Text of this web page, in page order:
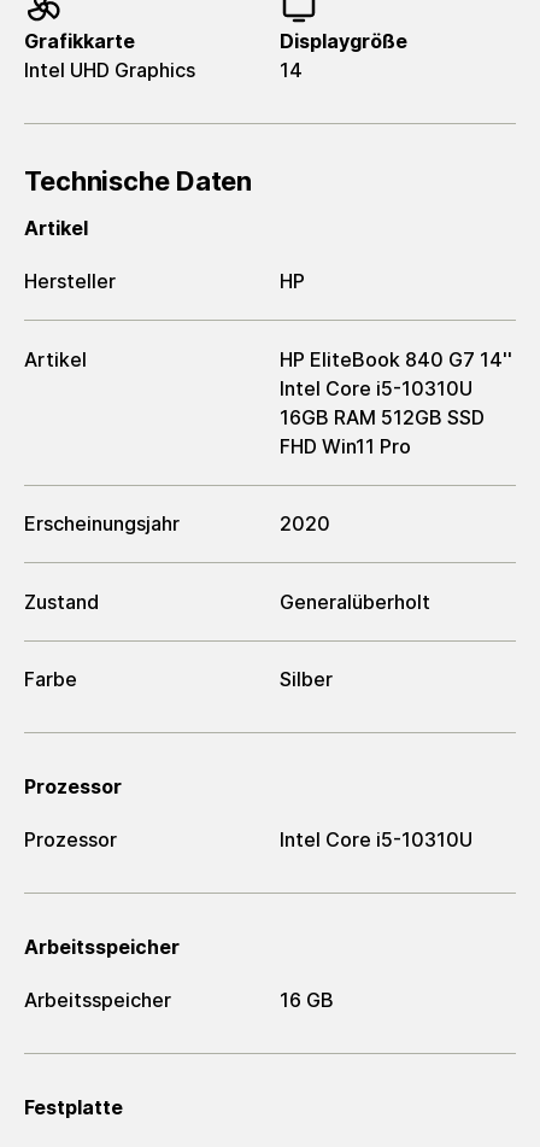
Grafikkarte
Intel UHD Graphics
Displaygröße
14
Technische Daten
Artikel
Hersteller HP
Artikel
HP EliteBook 840 G7 14''
Intel Core i5-10310U
16GB RAM 512GB SSD
FHD Win11 Pro
Erscheinungsjahr 2020
Zustand Generalüberholt
Farbe Silber
Prozessor
Prozessor Intel Core i5-10310U
Arbeitsspeicher
Arbeitsspeicher 16 GB
Festplatte